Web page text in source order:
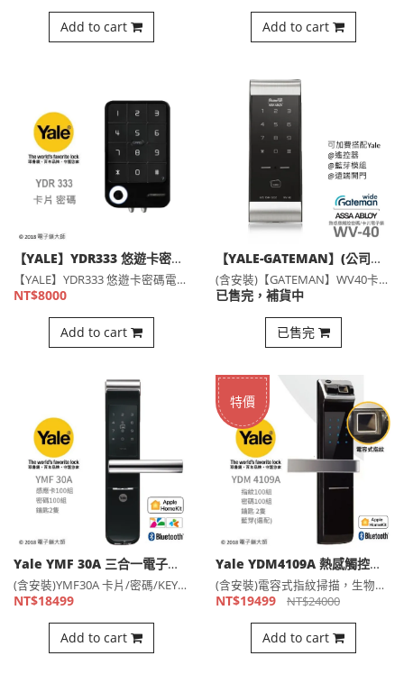
Add to cart Add to cart
【YALE】YDR333 悠遊卡密碼電子鎖，輔助鎖 (含安裝)(公司貨)
【YALE】YDR333 悠遊卡密碼電子鎖，輔助鎖 (含安裝⋯
NT$8000
Add to cart
【YALE-GATEMAN】(公司貨)(含安裝) WV40卡片電子鎖，輔助鎖
(含安裝)【GATEMAN】WV40卡片電子鎖，輔助鎖(公司⋯
已售完，補貨中
已售完
Yale YMF 30A 三合一電子鎖 卡片密碼 鑰匙
(含安裝)YMF30A 卡片/密碼/KEY 三合一 【R⋯
NT$18499
Add to cart
特價
Yale YDM4109A 熱感觸控指紋密碼 三合一電子鎖(公司貨)
(含安裝)電容式指紋掃描，生物辨識降低指紋被複製的可能性 熱⋯
NT$19499 NT$24000
Add to cart